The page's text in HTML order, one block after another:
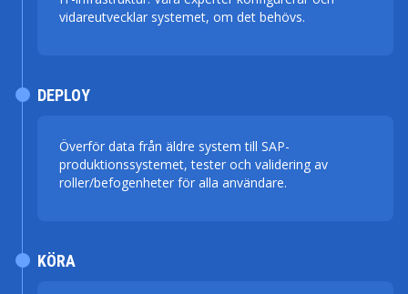
vidareutvecklar systemet, om det behövs.
Överför data från äldre system till SAP-
produktionssystemet, tester och validering av
roller/befogenheter för alla användare.
DEPLOY
KÖRA